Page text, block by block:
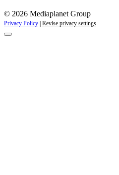
© 2026 Mediaplanet Group
Privacy Policy | Revise privacy settings